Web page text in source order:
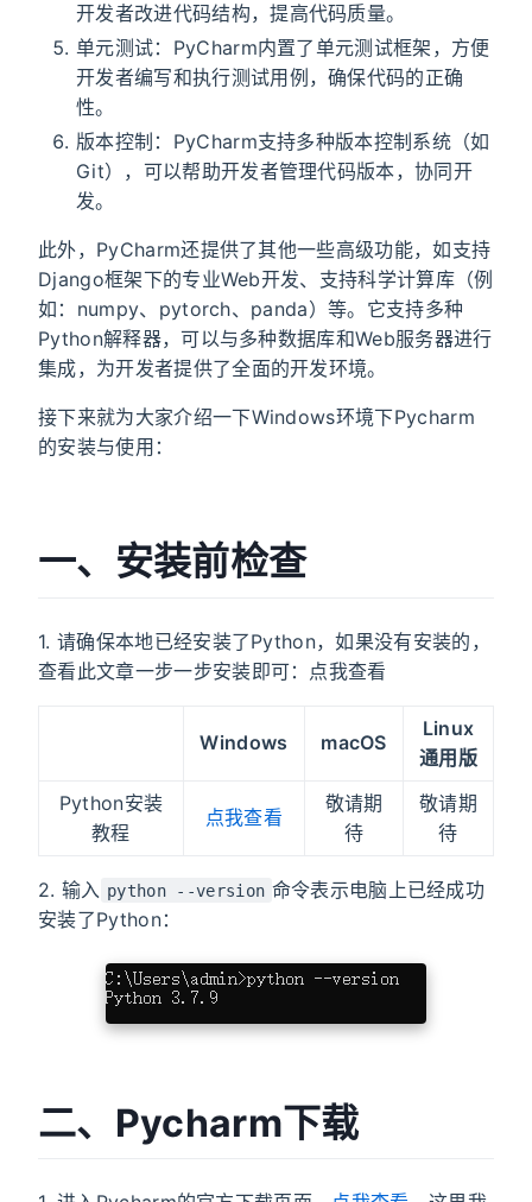
开发者改进代码结构，提高代码质量。
单元测试：PyCharm内置了单元测试框架，方便
开发者编写和执行测试用例，确保代码的正确
性。
版本控制：PyCharm支持多种版本控制系统（如
Git），可以帮助开发者管理代码版本，协同开
发。
此外，PyCharm还提供了其他一些高级功能，如支持
Django框架下的专业Web开发、支持科学计算库（例
如：numpy、pytorch、panda）等。它支持多种
Python解释器，可以与多种数据库和Web服务器进行
集成，为开发者提供了全面的开发环境。
接下来就为大家介绍一下Windows环境下Pycharm
的安装与使用：
一、安装前检查
1. 请确保本地已经安装了Python，如果没有安装的，
查看此文章一步一步安装即可：点我查看
Windows macOS
Linux
通用版
Python安装
教程
点我查看
敬请期
待
敬请期
待
2. 输入 python --version 命令表示电脑上已经成功
安装了Python：
二、Pycharm下载